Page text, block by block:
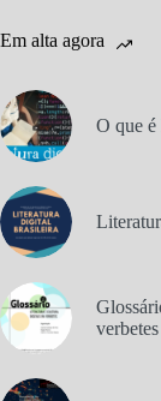
Em alta agora
O que
verbetes